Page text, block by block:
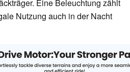
Eine Beleuchtung zählt
Nutzung auch in der Nacht